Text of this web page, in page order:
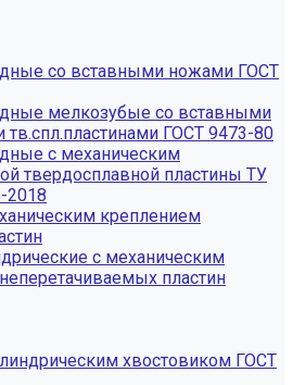
со вставными ножами ГОСТ
мелкозубые со вставными
ГОСТ 9473-80
с механическим
твердосплавной пластины ТУ
2018
креплением
с механическим
пластин
хвостовиком ГОСТ